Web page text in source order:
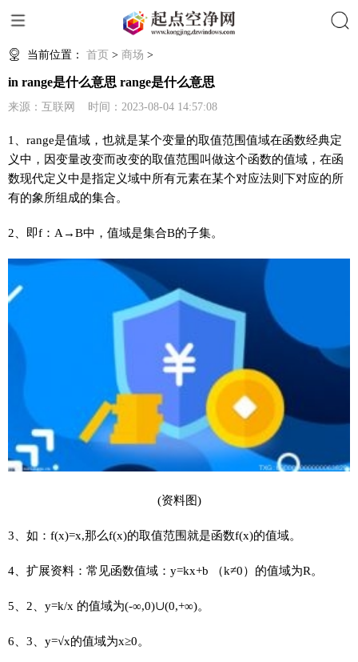
当前位置： 首页 > 商场 >
in range是什么意思 range是什么意思
来源：互联网 时间：2023-08-04 14:57:08
1、range是值域，也就是某个变量的取值范围值域在函数经典定
义中，因变量改变而改变的取值范围叫做这个函数的值域，在函
数现代定义中是指定义域中所有元素在某个对应法则下对应的所
有的象所组成的集合。
2、即f：A→B中，值域是集合B的子集。
(资料图)
3、如：f(x)=x,那么f(x)的取值范围就是函数f(x)的值域。
4、扩展资料：常见函数值域：y=kx+b （k≠0）的值域为R。
5、2、y=k/x 的值域为(-∞,0)∪(0,+∞)。
6、3、y=√x的值域为x≥0。